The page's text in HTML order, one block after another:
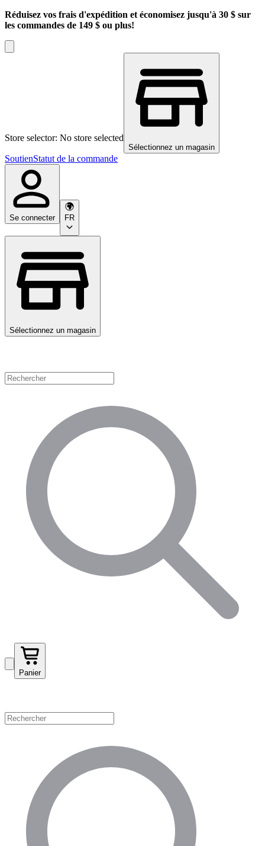
Réduisez vos frais d'expédition et économisez jusqu'à 30 $ sur
les commandes de 149 $ ou plus!
Store selector: No store selected
Sélectionnez un magasin
SoutienStatut de la commande
Se connecter FR
Sélectionnez un magasin
Panier